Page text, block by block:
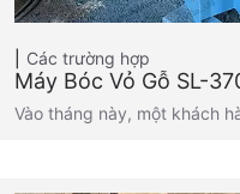
Các trường hợp
Máy Bóc Vỏ Gỗ SL-
Vào tháng này, một khách